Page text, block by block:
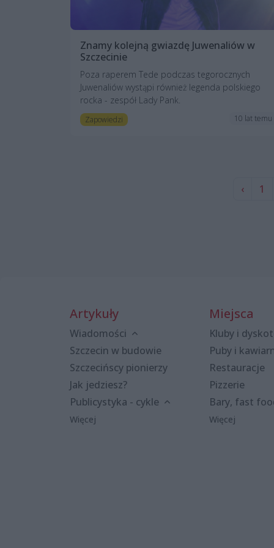
Znamy kolejną gwiazdę Juwenaliów w
Szczecinie
Poza raperem Tede podczas tegorocznych
Juwenaliów wystąpi również legenda polskiego
rocka - zespół Lady Pank.
Zapowiedzi 10 lat temu
‹ 1
Artykuły
Wiadomości
Szczecin w budowie
Szczecińscy pionierzy
Jak jedziesz?
Publicystyka - cykle
Więcej
Miejsca
Kluby i
Puby i
Restauracje
Pizzerie
Bary, fast
Więcej